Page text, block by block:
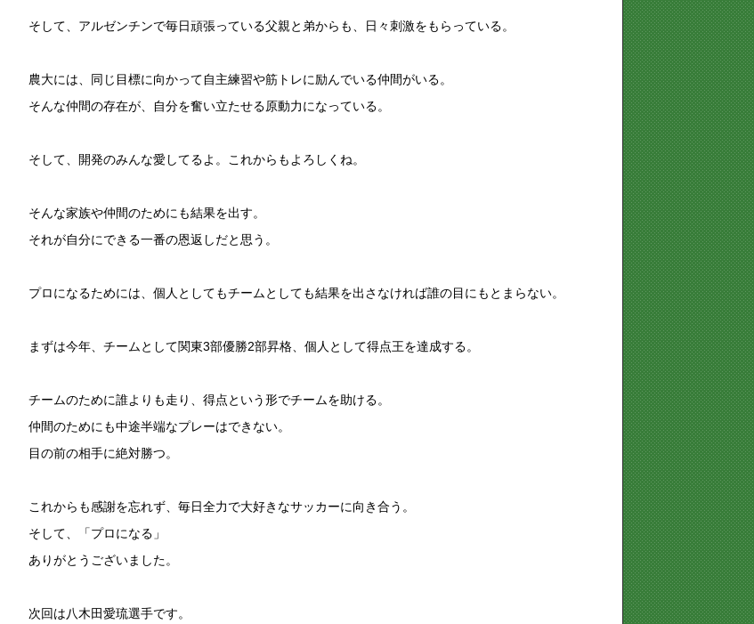
そして、アルゼンチンで毎日頑張っている父親と弟からも、日々刺激をもらっている。
農大には、同じ目標に向かって自主練習や筋トレに励んでいる仲間がいる。
そんな仲間の存在が、自分を奮い立たせる原動力になっている。
そして、開発のみんな愛してるよ。これからもよろしくね。
そんな家族や仲間のためにも結果を出す。
それが自分にできる一番の恩返しだと思う。
プロになるためには、個人としてもチームとしても結果を出さなければ誰の目にもとまらない。
まずは今年、チームとして関東3部優勝2部昇格、個人として得点王を達成する。
チームのために誰よりも走り、得点という形でチームを助ける。
仲間のためにも中途半端なプレーはできない。
目の前の相手に絶対勝つ。
これからも感謝を忘れず、毎日全力で大好きなサッカーに向き合う。
そして、「プロになる」
ありがとうございました。
次回は八木田愛琉選手です。